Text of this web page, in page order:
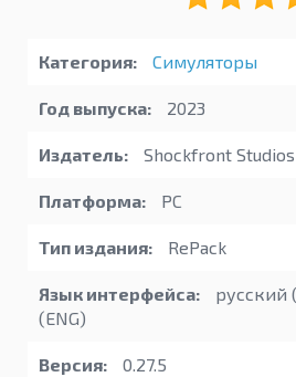
Категория: Симуляторы
Год выпуска: 2023
Издатель: Shockfront Studios
Платформа: PC
Тип издания: RePack
Язык интерфейса:
русский
(ENG)
Версия: 0.27.5